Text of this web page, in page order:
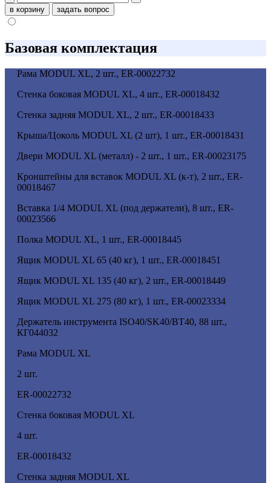
в корзину задать вопрос
Базовая комплектация
Рама MODUL XL, 2 шт., ER-00022732
Стенка боковая MODUL XL, 4 шт., ER-00018432
Стенка задняя MODUL XL, 2 шт., ER-00018433
Крыша/Цоколь MODUL XL (2 шт), 1 шт., ER-00018431
Двери MODUL XL (металл) - 2 шт., 1 шт., ER-00023175
Кронштейны для вставок MODUL XL (к-т), 2 шт., ER-
00018467
Вставка 1/4 MODUL XL (под держатели), 8 шт., ER-
00023566
Полка MODUL XL, 1 шт., ER-00018445
Ящик MODUL XL 65 (40 кг), 1 шт., ER-00018451
Ящик MODUL XL 135 (40 кг), 2 шт., ER-00018449
Ящик MODUL XL 275 (80 кг), 1 шт., ER-00023334
Держатель инструмента ISO40/SK40/BT40, 88 шт.,
КГ044032
Рама MODUL XL
2 шт.
ER-00022732
Стенка боковая MODUL XL
4 шт.
ER-00018432
Стенка задняя MODUL XL